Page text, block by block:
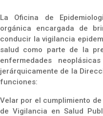
La Oficina de
orgánica encargada de
conducir la vigilancia
salud como parte de la
enfermedades
jerárquicamente de la
funciones:
Velar por el cumplimiento
de Vigilancia en Salud